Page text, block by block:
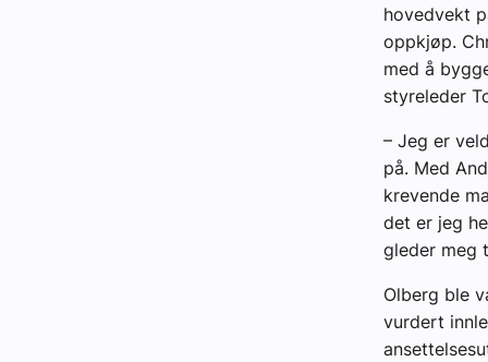
hovedvekt
oppkjøp.
med å
styreleder
– Jeg er
på. Med
krevende
det er jeg
gleder meg
Olberg ble
vurdert